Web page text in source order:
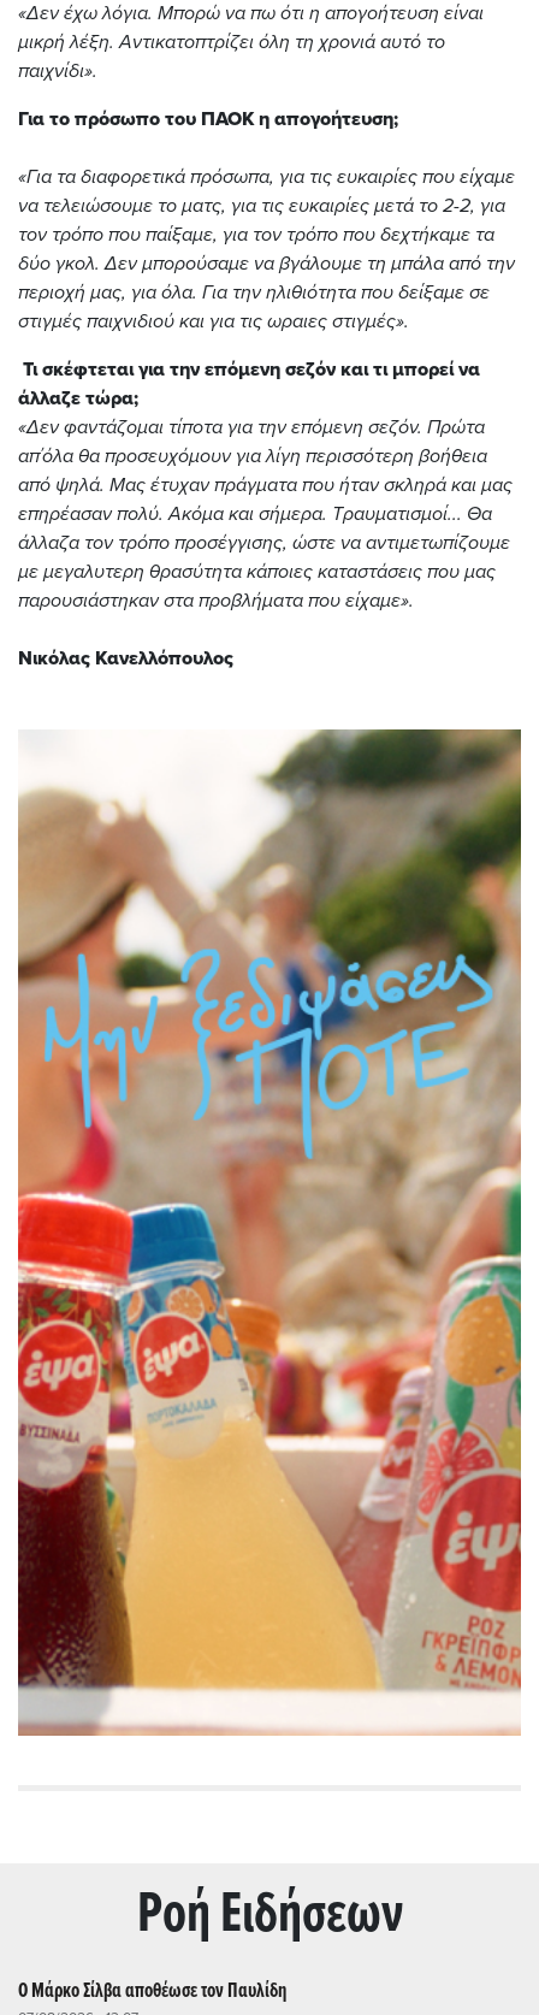
«Δεν έχω λόγια. Μπορώ να πω ότι η απογοήτευση είναι
μικρή λέξη. Αντικατοπτρίζει όλη τη χρονιά αυτό το
παιχνίδι».
Για το πρόσωπο του ΠΑΟΚ η απογοήτευση;
«Για τα διαφορετικά πρόσωπα, για τις ευκαιρίες που είχαμε
να τελειώσουμε το ματς, για τις ευκαιρίες μετά το 2-2, για
τον τρόπο που παίξαμε, για τον τρόπο που δεχτήκαμε τα
δύο γκολ. Δεν μπορούσαμε να βγάλουμε τη μπάλα από την
περιοχή μας, για όλα. Για την ηλιθιότητα που δείξαμε σε
στιγμές παιχνιδιού και για τις ωραιες στιγμές».
Τι σκέφτεται για την επόμενη σεζόν και τι μπορεί να
άλλαζε τώρα;
«Δεν φαντάζομαι τίποτα για την επόμενη σεζόν. Πρώτα
απ΄όλα θα προσευχόμουν για λίγη περισσότερη βοήθεια
από ψηλά. Μας έτυχαν πράγματα που ήταν σκληρά και μας
επηρέασαν πολύ. Ακόμα και σήμερα. Τραυματισμοί... Θα
άλλαζα τον τρόπο προσέγγισης, ώστε να αντιμετωπίζουμε
με μεγαλυτερη θρασύτητα κάποιες καταστάσεις που μας
παρουσιάστηκαν στα προβλήματα που είχαμε».
Νικόλας Κανελλόπουλος
Ρoή Ειδήσεων
Ο Μάρκο Σίλβα αποθέωσε τον Παυλίδη